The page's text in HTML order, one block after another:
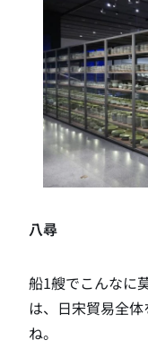
八尋
船1艘でこんなに
は、日宋貿易全
ね。